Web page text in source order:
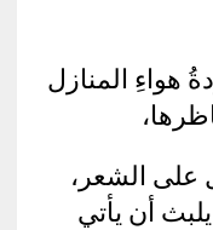
هواءِ المنازل
على الشعر،
أن يأتي